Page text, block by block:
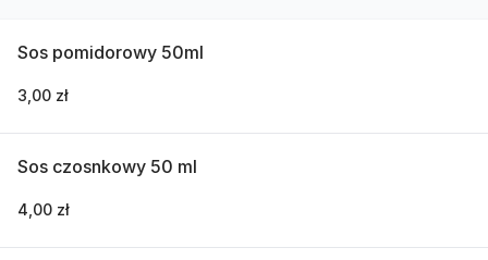
Sos pomidorowy 50ml
3,00 zł
Sos czosnkowy 50 ml
4,00 zł